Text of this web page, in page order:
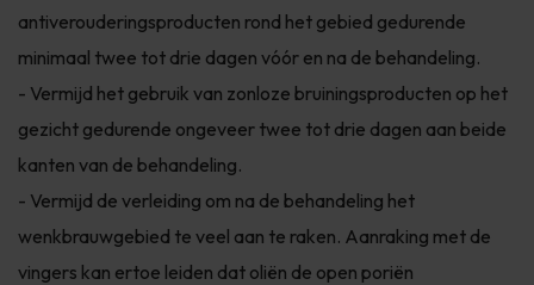
antiverouderingsproducten rond het gebied gedurende
minimaal twee tot drie dagen vóór en na de behandeling.
- Vermijd het gebruik van zonloze bruiningsproducten op het
gezicht gedurende ongeveer twee tot drie dagen aan beide
kanten van de behandeling.
- Vermijd de verleiding om na de behandeling het
wenkbrauwgebied te veel aan te raken. Aanraking met de
vingers kan ertoe leiden dat oliën de open poriën